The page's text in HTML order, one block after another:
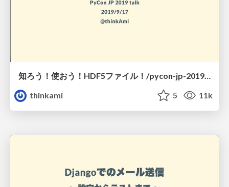
知ろう！使おう！HDF5ファイル！/pycon-jp-2019-talk
thinkami
5 11k